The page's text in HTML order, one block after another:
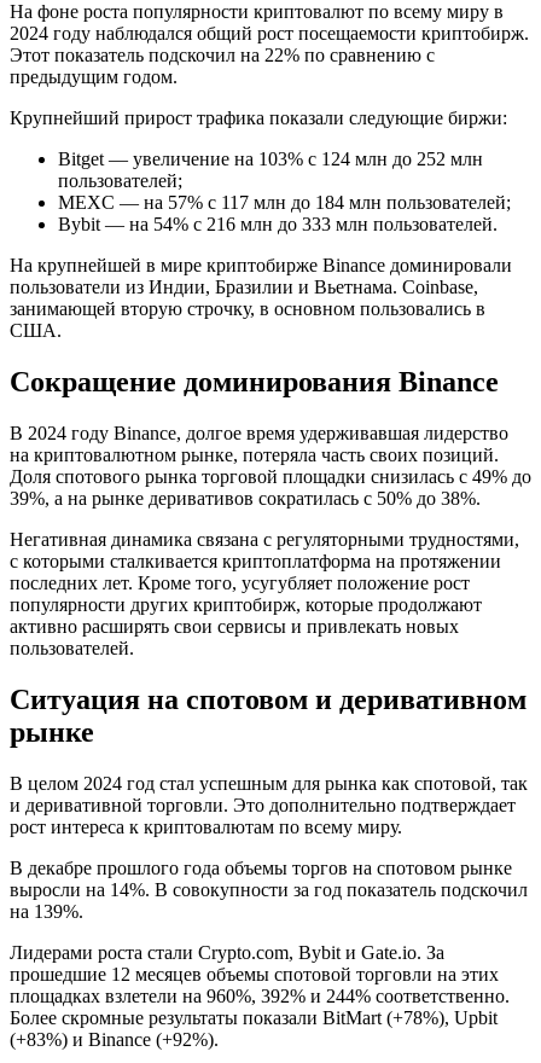
На фоне роста популярности криптовалют по всему миру в
2024 году наблюдался общий рост посещаемости криптобирж.
Этот показатель подскочил на 22% по сравнению с
предыдущим годом.
Крупнейший прирост трафика показали следующие биржи:
Bitget — увеличение на 103% с 124 млн до 252 млн
пользователей;
MEXC — на 57% с 117 млн до 184 млн пользователей;
Bybit — на 54% с 216 млн до 333 млн пользователей.
На крупнейшей в мире криптобирже Binance доминировали
пользователи из Индии, Бразилии и Вьетнама. Coinbase,
занимающей вторую строчку, в основном пользовались в
США.
Сокращение доминирования Binance
В 2024 году Binance, долгое время удерживавшая лидерство
на криптовалютном рынке, потеряла часть своих позиций.
Доля спотового рынка торговой площадки снизилась с 49% до
39%, а на рынке деривативов сократилась с 50% до 38%.
Негативная динамика связана с регуляторными трудностями,
с которыми сталкивается криптоплатформа на протяжении
последних лет. Кроме того, усугубляет положение рост
популярности других криптобирж, которые продолжают
активно расширять свои сервисы и привлекать новых
пользователей.
Ситуация на спотовом и деривативном
рынке
В целом 2024 год стал успешным для рынка как спотовой, так
и деривативной торговли. Это дополнительно подтверждает
рост интереса к криптовалютам по всему миру.
В декабре прошлого года объемы торгов на спотовом рынке
выросли на 14%. В совокупности за год показатель подскочил
на 139%.
Лидерами роста стали Crypto.com, Bybit и Gate.io. За
прошедшие 12 месяцев объемы спотовой торговли на этих
площадках взлетели на 960%, 392% и 244% соответственно.
Более скромные результаты показали BitMart (+78%), Upbit
(+83%) и Binance (+92%).